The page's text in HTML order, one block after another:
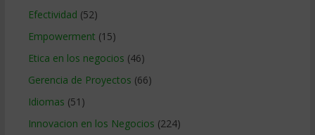
Efectividad (52)
Empowerment (15)
Etica en los negocios (46)
Gerencia de Proyectos (66)
Idiomas (51)
Innovacion en los Negocios (224)